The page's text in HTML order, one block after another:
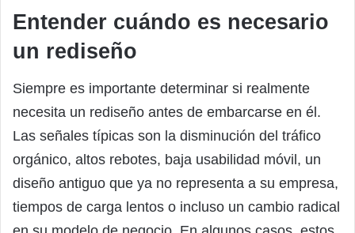
Entender cuándo es necesario
un rediseño
Siempre es importante determinar si realmente
necesita un rediseño antes de embarcarse en él.
Las señales típicas son la disminución del tráfico
orgánico, altos rebotes, baja usabilidad móvil, un
diseño antiguo que ya no representa a su empresa,
tiempos de carga lentos o incluso un cambio radical